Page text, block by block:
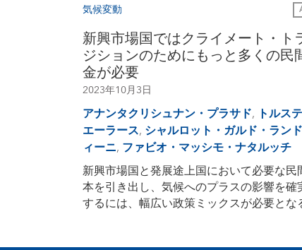
気候変動
新興市場国ではクライメート・ト
ジションのためにもっと多くの民
金が必要
2023年10月3日
アナンタクリシュナン・プラサド, トルス
エーラース, シャルロット・ガルド・ラン
ィーニ, ファビオ・マッシモ・ナタルッチ
新興市場国と発展途上国において必要な民
本を引き出し、気候へのプラスの影響を確
するには、幅広い政策ミックスが必要とな